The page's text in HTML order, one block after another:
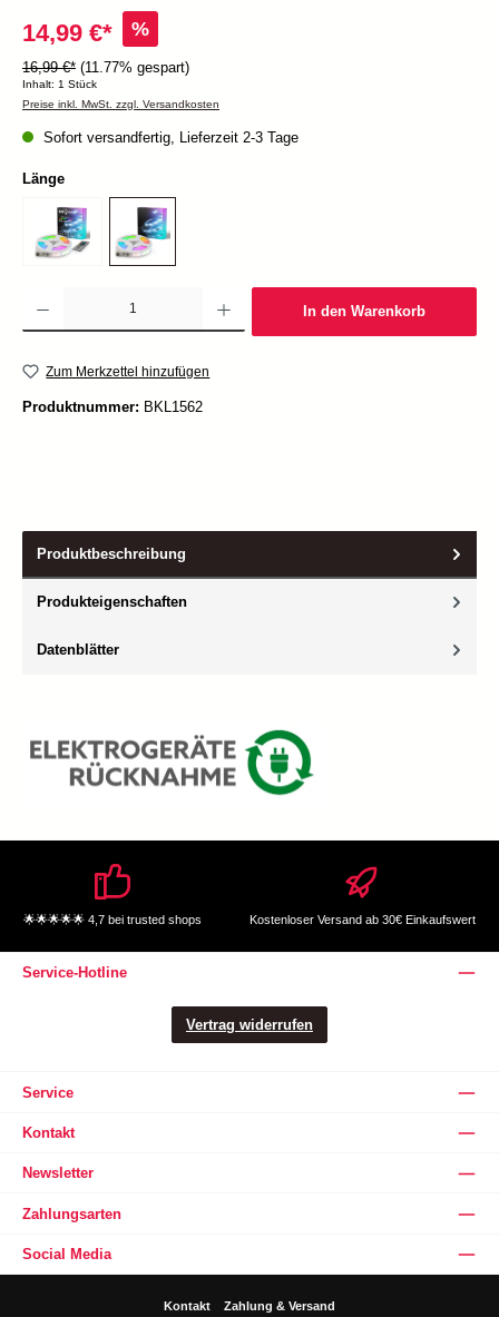
14,99 €* %
16,99 €* (11.77% gespart)
Inhalt: 1 Stück
Preise inkl. MwSt. zzgl. Versandkosten
Sofort versandfertig, Lieferzeit 2-3 Tage
Länge
Produkt Anzahl: Gib den gewünschten Wert ein oder benutze die Schaltflächen um die
In den Warenkorb
Zum Merkzettel hinzufügen
Produktnummer: BKL1562
Produktbeschreibung
Produkteigenschaften
Datenblätter
🌟🌟🌟🌟🌟 4,7 bei trusted shops Kostenloser Versand ab 30€ Einkaufswert
Service-Hotline
Vertrag widerrufen
Service
Kontakt
Newsletter
Zahlungsarten
Social Media
Kontakt Zahlung & Versand